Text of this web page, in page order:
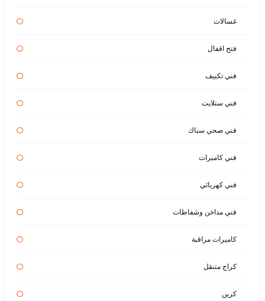
غسالات
فتح اقفال
فني تكييف
فني ستلايت
فني صحي سباك
فني كاميرات
فني كهربائي
فني مداخن وشفاطات
كاميرات مراقبة
كراج متنقل
كرين